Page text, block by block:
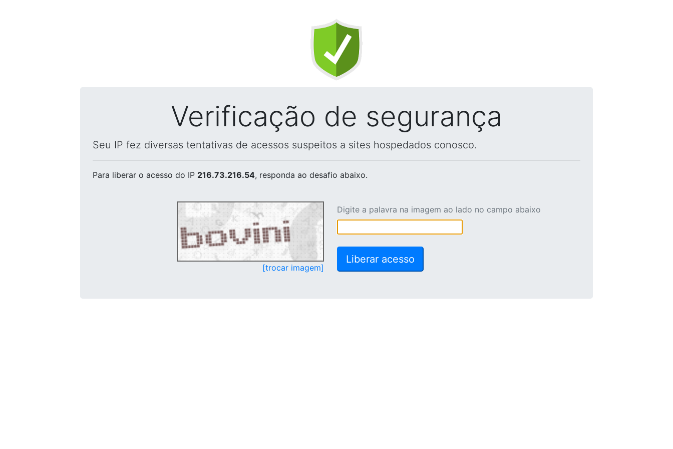
Verificação de segurança
Seu IP fez diversas tentativas de acessos suspeitos a sites hospedados conosco.
Para liberar o acesso do IP 216.73.216.54, responda ao desafio abaixo.
[trocar imagem]
Digite a palavra na imagem ao lado no campo abaixo